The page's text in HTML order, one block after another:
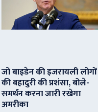
जो बाइडेन की इजरायली लोगों
की बहादुरी की प्रशंसा, बोले-
समर्थन करना जारी रखेगा
अमरीका